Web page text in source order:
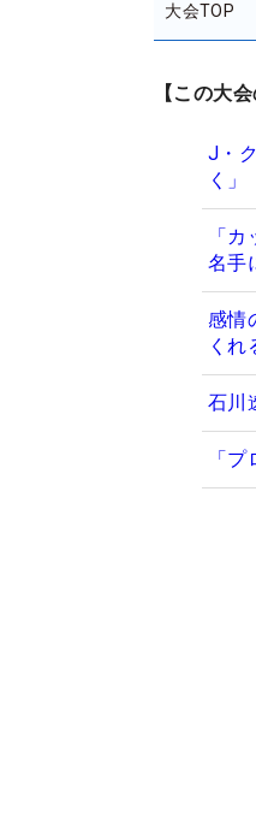
大会TOP
【この大
J・
く」
「
名手
感情
くれ
石川
「